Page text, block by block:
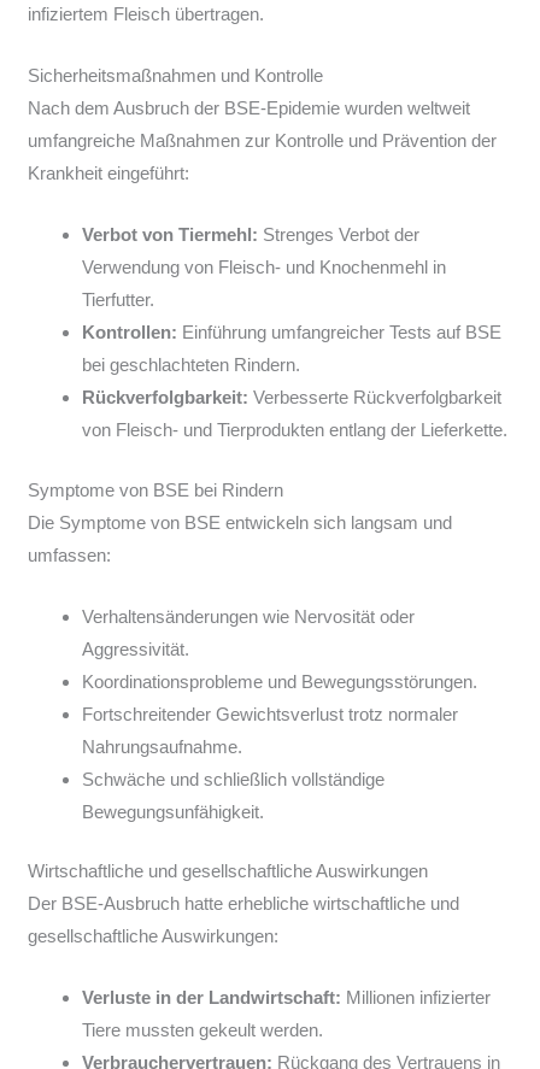
infiziertem Fleisch übertragen.
Sicherheitsmaßnahmen und Kontrolle
Nach dem Ausbruch der BSE-Epidemie wurden weltweit
umfangreiche Maßnahmen zur Kontrolle und Prävention der
Krankheit eingeführt:
Verbot von Tiermehl: Strenges Verbot der
Verwendung von Fleisch- und Knochenmehl in
Tierfutter.
Kontrollen: Einführung umfangreicher Tests auf BSE
bei geschlachteten Rindern.
Rückverfolgbarkeit: Verbesserte Rückverfolgbarkeit
von Fleisch- und Tierprodukten entlang der Lieferkette.
Symptome von BSE bei Rindern
Die Symptome von BSE entwickeln sich langsam und
umfassen:
Verhaltensänderungen wie Nervosität oder
Aggressivität.
Koordinationsprobleme und Bewegungsstörungen.
Fortschreitender Gewichtsverlust trotz normaler
Nahrungsaufnahme.
Schwäche und schließlich vollständige
Bewegungsunfähigkeit.
Wirtschaftliche und gesellschaftliche Auswirkungen
Der BSE-Ausbruch hatte erhebliche wirtschaftliche und
gesellschaftliche Auswirkungen:
Verluste in der Landwirtschaft: Millionen infizierter
Tiere mussten gekeult werden.
Verbrauchervertrauen: Rückgang des Vertrauens in